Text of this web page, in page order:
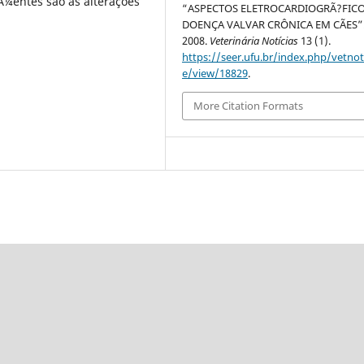
“ASPECTOS
DOENÇA VALVAR CRÔNICA EM
2008. Veterinária Notícias 13 (1).
https://seer.ufu.br/index.php/
e/view/18829.
More Citation Formats